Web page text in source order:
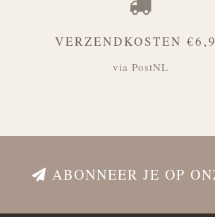
VERZENDKOSTEN
via PostNL
ABONNEER JE OP